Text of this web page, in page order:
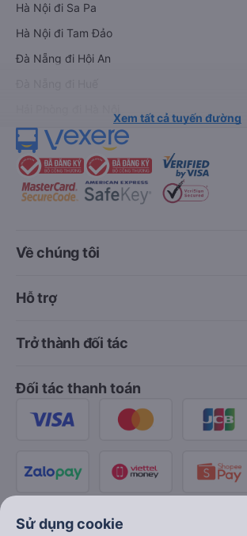
Hà Nội đi Sa Pa
Hà Nội đi Tam Đảo
Đà Nẵng đi Hội An
Xem tất cả tuyến đường
Về chúng tôi
Hỗ trợ
Trở thành đối tác
Đối tác thanh toán
Sử dụng cookie